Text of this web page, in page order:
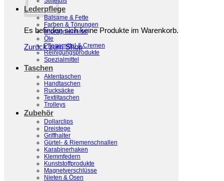
Es befinden sich keine Produkte im Warenkorb.
Zurück zum Shop
Lederpflege
Balsame & Fette
Farben & Tönungen
Imprägniermittel
Öle
Pflegemittel & Cremen
Reinigungsprodukte
Spezialmittel
Taschen
Aktentaschen
Handtaschen
Rucksäcke
Textiltaschen
Trolleys
Zubehör
Dollarclips
Dreistege
Griffhalter
Gürtel- & Riemenschnallen
Karabinerhaken
Klemmfedern
Kunststoffprodukte
Magnetverschlüsse
Nieten & Ösen